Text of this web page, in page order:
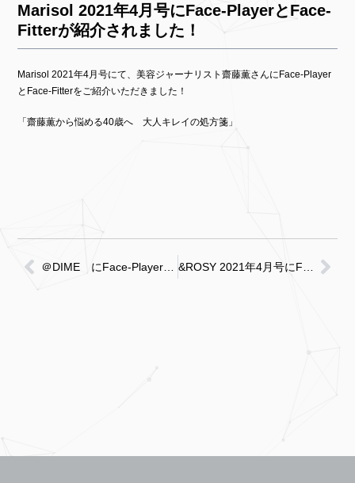
Marisol 2021年4月号にFace-PlayerとFace-
Fitterが紹介されました！
Marisol 2021年4月号にて、美容ジャーナリスト齋藤薫さんにFace-Player
とFace-Fitterをご紹介いただきました！
「齋藤薫から悩める40歳へ 大人キレイの処方箋」